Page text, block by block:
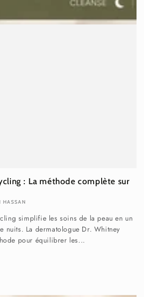
: La méthode complète sur
HASSAN
simplifie les soins de la peau en un
nuits. La dermatologue Dr. Whitney
pour équilibrer les...